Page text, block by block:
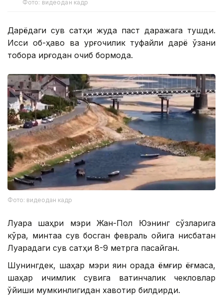
Фото: видеодан кадр
Дарёдаги сув сатҳи жуда паст даражага тушди.
Иссиқ об-ҳаво ва қурғоқчилик туфайли дарё ўзани
тобора қирғоқдан қочиб бормоқда.
Фото: видеодан кадр
Луара шаҳри мэри Жан-Пол Юэнинг сўзларига
кўра, минтақа сув босган февраль ойига нисбатан
Луарадаги сув сатҳи 8-9 метрга пасайган.
Шунингдек, шаҳар мэри яқин орада ёмғир ёғмаса,
шаҳар ичимлик сувига вақтинчалик чекловлар
қўйиши мумкинлигидан хавотир билдирди.